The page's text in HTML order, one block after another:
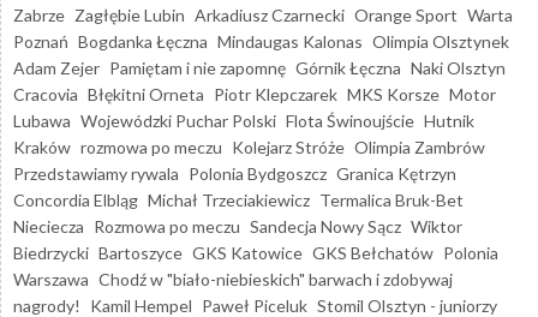
Zabrze Zagłębie Lubin Arkadiusz Czarnecki Orange Sport Warta
Poznań Bogdanka Łęczna Mindaugas Kalonas Olimpia Olsztynek
Adam Zejer Pamiętam i nie zapomnę Górnik Łęczna Naki Olsztyn
Cracovia Błękitni Orneta Piotr Klepczarek MKS Korsze Motor
Lubawa Wojewódzki Puchar Polski Flota Świnoujście Hutnik
Kraków rozmowa po meczu Kolejarz Stróże Olimpia Zambrów
Przedstawiamy rywala Polonia Bydgoszcz Granica Kętrzyn
Concordia Elbląg Michał Trzeciakiewicz Termalica Bruk-Bet
Nieciecza Rozmowa po meczu Sandecja Nowy Sącz Wiktor
Biedrzycki Bartoszyce GKS Katowice GKS Bełchatów Polonia
Warszawa Chodź w "biało-niebieskich" barwach i zdobywaj
nagrody!
Kamil Hempel Paweł Piceluk Stomil Olsztyn - juniorzy